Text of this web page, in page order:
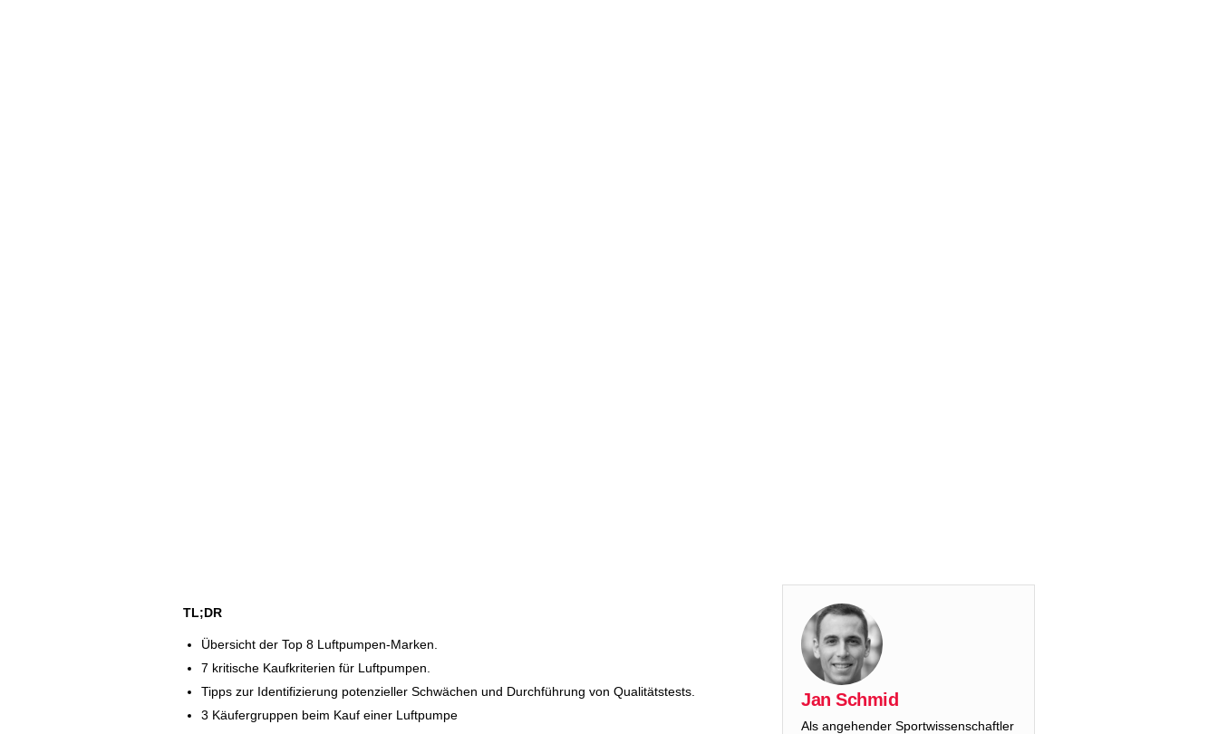
TL;DR
Übersicht der Top 8 Luftpumpen-Marken.
7 kritische Kaufkriterien für Luftpumpen.
Tipps zur Identifizierung potenzieller Schwächen und Durchführung von Qualitätstests.
3 Käufergruppen beim Kauf einer Luftpumpe
Jan Schmid
Als angehender Sportwissenschaftler